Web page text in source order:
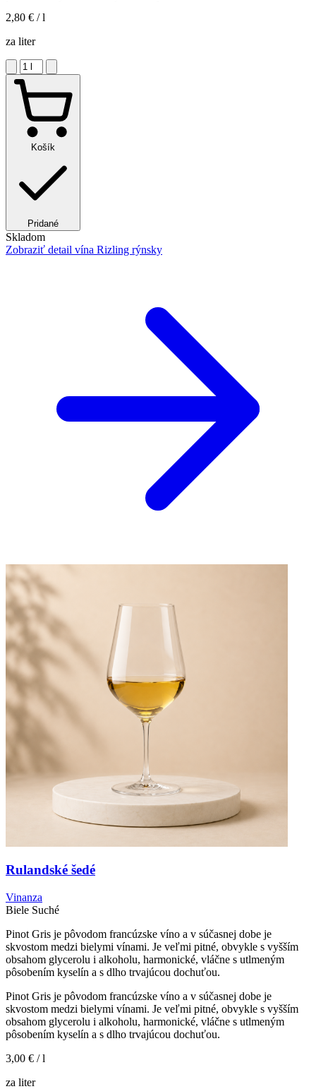
2,80 € / l
za liter
Košík
Pridané
Skladom
Zobraziť detail vína Rizling rýnsky
Rulandské šedé
Vinanza
Biele Suché
Pinot Gris je pôvodom francúzske víno a v súčasnej dobe je
skvostom medzi bielymi vínami. Je veľmi pitné, obvykle s vyšším
obsahom glycerolu i alkoholu, harmonické, vláčne s utlmeným
pôsobením kyselín a s dlho trvajúcou dochuťou.
Pinot Gris je pôvodom francúzske víno a v súčasnej dobe je
skvostom medzi bielymi vínami. Je veľmi pitné, obvykle s vyšším
obsahom glycerolu i alkoholu, harmonické, vláčne s utlmeným
pôsobením kyselín a s dlho trvajúcou dochuťou.
3,00 € / l
za liter